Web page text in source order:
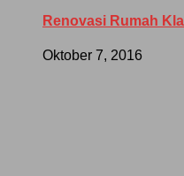
Renovasi Rumah
Oktober 7, 2016